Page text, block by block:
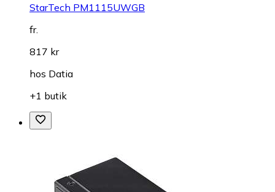
StarTech PM1115UWGB
fr.
817 kr
hos Datia
+1 butik